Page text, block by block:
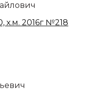
х.м. 2016г №218